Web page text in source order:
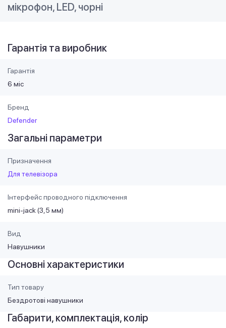
мікрофон, LED, чорні
Гарантія та виробник
Гарантія
6 міс
Бренд
Defender
Загальні параметри
Призначення
Для телевізора
Інтерфейс проводного підключення
mini-jack (3,5 мм)
Вид
Навушники
Основні характеристики
Тип товару
Бездротові навушники
Габарити, комплектація, колір